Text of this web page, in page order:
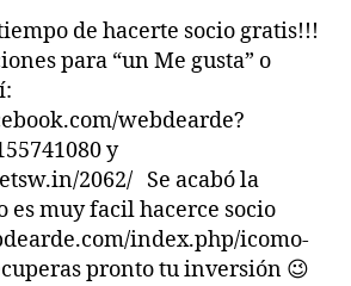
de hacerte socio gratis!!!
para “un Me gusta” o
webdearde?
y
2062/ Se acabó la
es muy facil hacerce socio
index.php/icomo-
pronto tu inversión 😉